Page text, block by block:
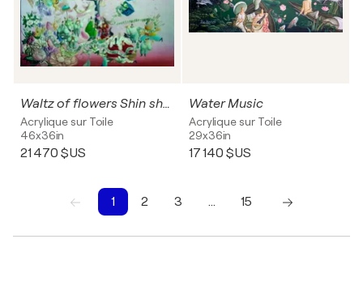
Waltz of flowers Shin shun shanson show
Acrylique sur Toile
46x36in
21 470 $US
Water Music
Acrylique sur Toile
29x36in
17 140 $US
1 2 3 …
15